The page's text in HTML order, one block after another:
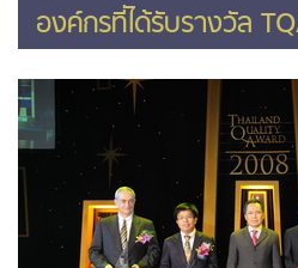
องค์กรที่ได้รับรางวัล